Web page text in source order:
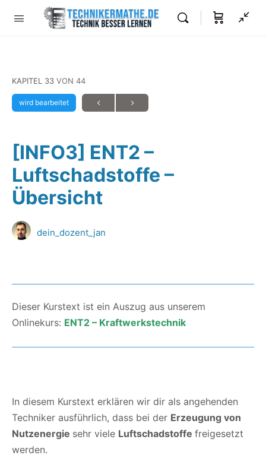
KAPITEL 33 VON 44
wird bearbeitet
[INFO3] ENT2 –
Luftschadstoffe –
Übersicht
dein_dozent_jan
Dieser Kurstext ist ein Auszug aus unserem
Onlinekurs: ENT2 – Kraftwerkstechnik
In diesem Kurstext erklären wir dir als angehenden
Techniker ausführlich, dass bei der Erzeugung von
Nutzenergie sehr viele Luftschadstoffe freigesetzt
werden.